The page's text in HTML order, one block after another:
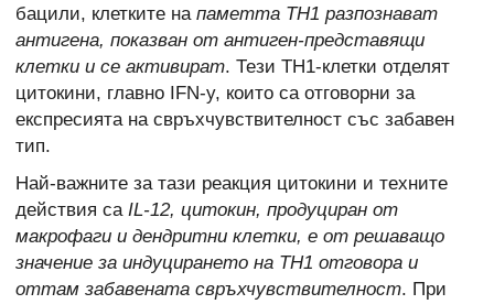
бацили, клетките на паметта TH1 разпознават
антигена, показван от антиген-представящи
клетки и се активират. Тези TH1-клетки отделят
цитокини, главно IFN-y, които са отговорни за
експресията на свръхчувствителност със забавен
тип.
Най-важните за тази реакция цитокини и техните
действия са IL-12, цитокин, продуциран от
макрофаги и дендритни клетки, е от решаващо
значение за индуцирането на TH1 отговора и
оттам забавената свръхчувствителност. При